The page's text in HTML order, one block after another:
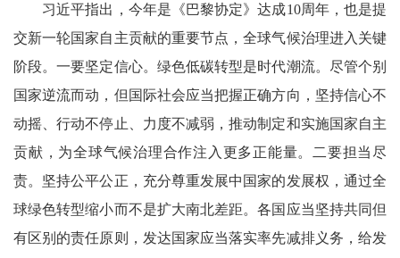
习近平指出，今年是《巴黎协定》达成10周年，也是提
交新一轮国家自主贡献的重要节点，全球气候治理进入关键
阶段。一要坚定信心。绿色低碳转型是时代潮流。尽管个别
国家逆流而动，但国际社会应当把握正确方向，坚持信心不
动摇、行动不停止、力度不减弱，推动制定和实施国家自主
贡献，为全球气候治理合作注入更多正能量。二要担当尽
责。坚持公平公正，充分尊重发展中国家的发展权，通过全
球绿色转型缩小而不是扩大南北差距。各国应当坚持共同但
有区别的责任原则，发达国家应当落实率先减排义务，给发